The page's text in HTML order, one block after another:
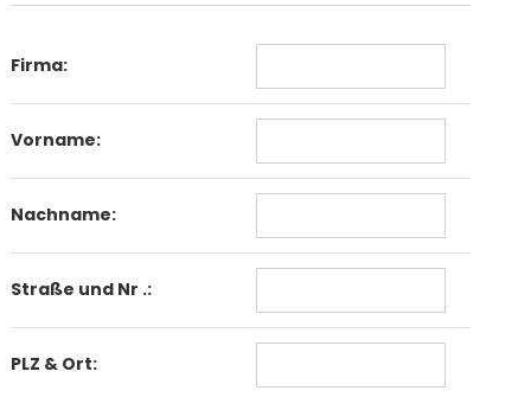
Firma:
Vorname:
Nachname:
Straße und Nr .:
PLZ & Ort: